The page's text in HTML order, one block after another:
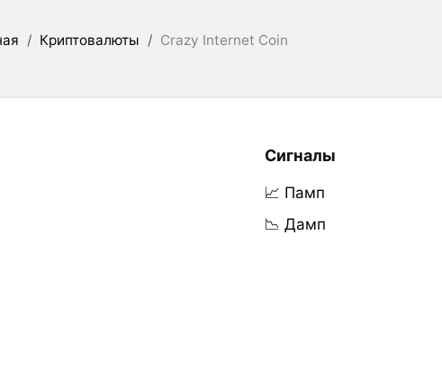
/ Криптовалюты / Crazy Internet Coin
Сигналы
📈 Памп
📉 Дамп